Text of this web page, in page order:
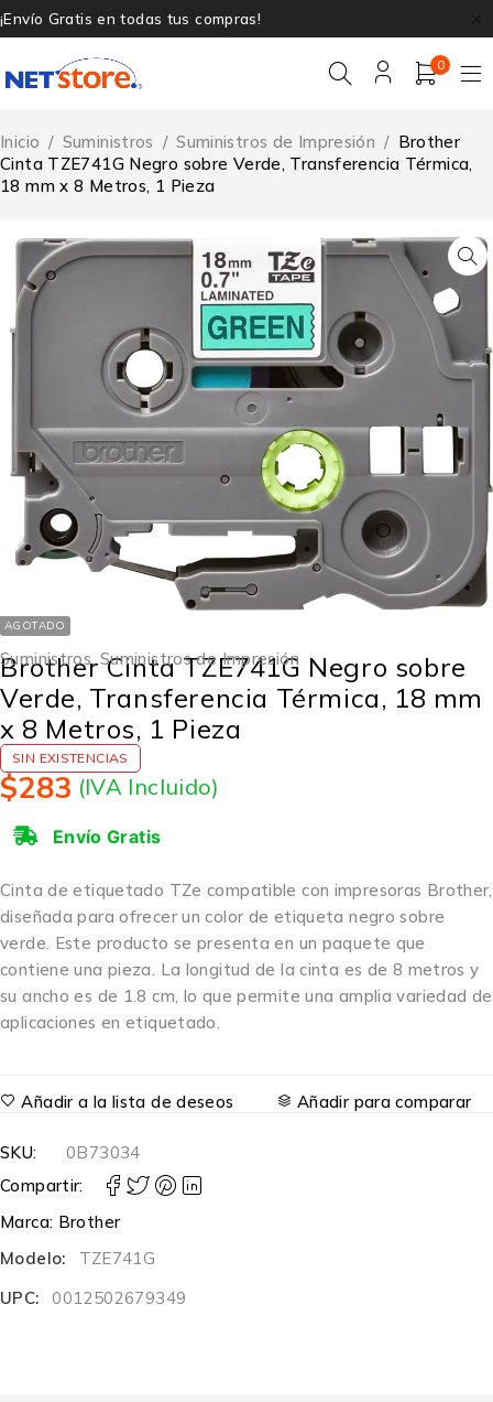
¡Envío Gratis en todas tus compras!
0
Inicio / Suministros / Suministros de Impresión / Brother
Cinta TZE741G Negro sobre Verde, Transferencia Térmica,
18 mm x 8 Metros, 1 Pieza
AGOTADO
Suministros,Suministros de Impresión
Brother Cinta TZE741G Negro sobre
Verde, Transferencia Térmica, 18 mm
x 8 Metros, 1 Pieza
SIN EXISTENCIAS
$283 (IVA Incluido)
Envío Gratis
Cinta de etiquetado TZe compatible con impresoras Brother,
diseñada para ofrecer un color de etiqueta negro sobre
verde. Este producto se presenta en un paquete que
contiene una pieza. La longitud de la cinta es de 8 metros y
su ancho es de 1.8 cm, lo que permite una amplia variedad de
aplicaciones en etiquetado.
Añadir a la lista de deseos Añadir para comparar
SKU:
0B73034
Compartir:
Marca: Brother
Modelo:
TZE741G
UPC:
0012502679349